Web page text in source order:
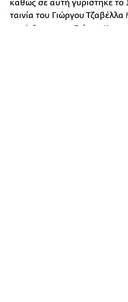
καθώς σε αυτή γυρίστηκε το
ταινία του Γιώργου Τζαβέλλα
με τον Γιώργο